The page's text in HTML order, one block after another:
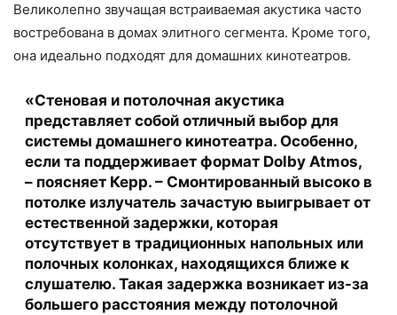
Великолепно звучащая встраиваемая акустика часто
востребована в домах элитного сегмента. Кроме того,
она идеально подходят для домашних кинотеатров.
«Стеновая и потолочная акустика
представляет собой отличный выбор для
системы домашнего кинотеатра. Особенно,
если та поддерживает формат Dolby Atmos,
– поясняет Керр. – Смонтированный высоко в
потолке излучатель зачастую выигрывает от
естественной задержки, которая
отсутствует в традиционных напольных или
полочных колонках, находящихся ближе к
слушателю. Такая задержка возникает из-за
большего расстояния между потолочной